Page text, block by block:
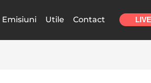
Emisiuni Utile Contact LIVE